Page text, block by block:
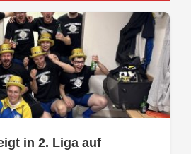
in 2. Liga auf